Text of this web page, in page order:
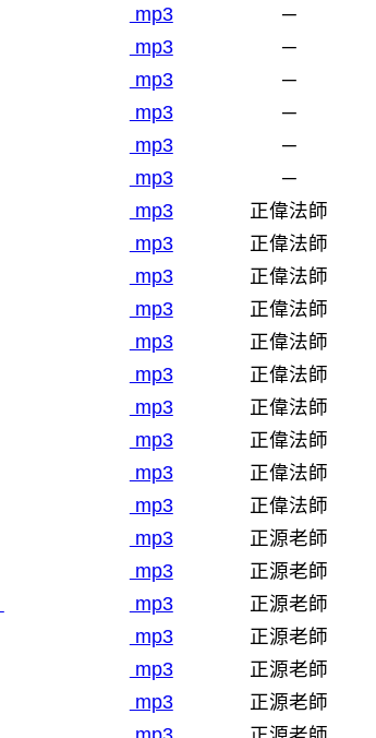
mp3
─
mp3
─
mp3
─
mp3
─
mp3
─
mp3
─
mp3
正偉法師
mp3
正偉法師
mp3
正偉法師
mp3
正偉法師
mp3
正偉法師
mp3
正偉法師
mp3
正偉法師
mp3
正偉法師
mp3
正偉法師
mp3
正偉法師
mp3
正源老師
mp3
正源老師
mp3
正源老師
mp3
正源老師
mp3
正源老師
mp3
正源老師